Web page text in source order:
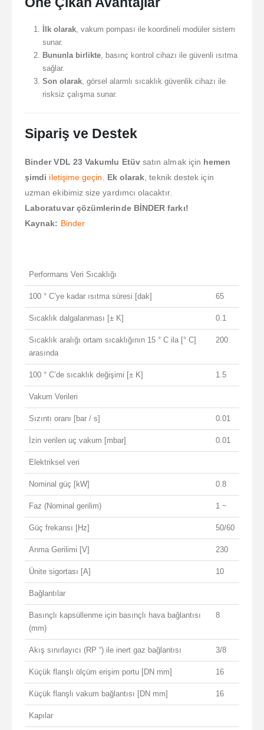
İlk olarak, vakum pompası ile koordineli modüler sistem
sunar.
Bununla birlikte, basınç kontrol cihazı ile güvenli ısıtma
sağlar.
Son olarak, görsel alarmlı sıcaklık güvenlik cihazı ile
risksiz çalışma sunar.
Sipariş ve Destek
Binder VDL 23 Vakumlu Etüvsatın almak için hemen
şimdi iletişime geçin. Ek olarak, teknik destek için
uzman ekibimiz size yardımcı olacaktır.
Laboratuvar çözümlerinde BİNDER farkı!
Kaynak: Binder
Performans Veri Sıcaklığı
100 ° C’ye kadar ısıtma süresi [dak] 65
Sıcaklık dalgalanması [± K] 0.1
Sıcaklık aralığı ortam sıcaklığının 15 ° C ila [° C]
arasında
200
100 ° C’de sıcaklık değişimi [± K] 1.5
Vakum Verileri
Sızıntı oranı [bar / s] 0.01
İzin verilen uç vakum [mbar] 0.01
Elektriksel veri
Nominal güç [kW] 0.8
Faz (Nominal gerilim) 1 ~
Güç frekansı [Hz] 50/60
Anma Gerilimi [V] 230
Ünite sigortası [A] 10
Bağlantılar
Basınçlı kapsüllenme için basınçlı hava bağlantısı
(mm)
8
Akış sınırlayıcı (RP “) ile inert gaz bağlantısı 3/8
Küçük flanşlı ölçüm erişim portu [DN mm] 16
Küçük flanşlı vakum bağlantısı [DN mm] 16
Kapılar